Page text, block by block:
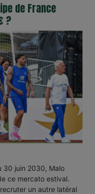
de France
?
30 juin 2030, Malo
ce mercato estival.
un autre latéral